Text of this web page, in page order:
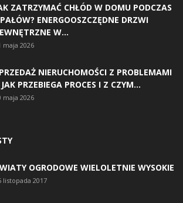
ZATRZYMAĆ CHŁÓD W DOMU PODCZAS
ENERGOOSZCZĘDNE DRZWI
W...
maja 2026
NIERUCHOMOŚCI Z PROBLEMAMI
PRZEBIEGA PROCES I Z CZYM...
maja 2026
OGRODOWE WIELOLETNIE WYSOKIE
listopada 2017